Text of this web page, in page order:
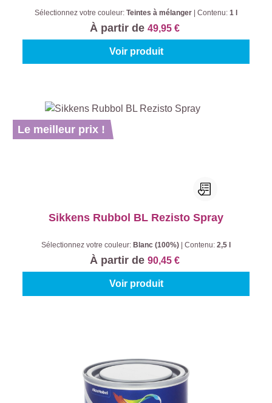
Sélectionnez votre couleur: Teintes à mélanger Contenu: 1 l
À partir de 49,95 €
Voir produit
Le meilleur prix !
Sikkens Rubbol BL Rezisto Spray
Sélectionnez votre couleur: Blanc (100%) Contenu: 2,5 l
À partir de 90,45 €
Voir produit